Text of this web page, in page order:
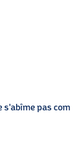
s'abîme pas com